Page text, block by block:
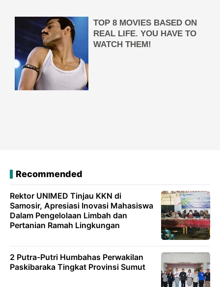
Recommended
Rektor UNIMED Tinjau KKN di
Samosir, Apresiasi Inovasi Mahasiswa
Dalam Pengelolaan Limbah dan
Pertanian Ramah Lingkungan
2 Putra-Putri Humbahas Perwakilan
Paskibaraka Tingkat Provinsi Sumut